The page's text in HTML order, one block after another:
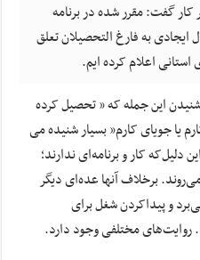
گفت: مقرر شده در برنامه
کل اشتغال ایجادی به فارغ التحصیلان تعلق
اعلام کرده ایم.
این جمله که ” تحصیل کرده
یا جویای کارم” بسیار شنیده می
دلیل‌که کار و برنامه‌ای ندارند؛
برخلاف آنها عده‌ای دیگر
و پیداکردن شغل برای
مختلفی وجود دارد.